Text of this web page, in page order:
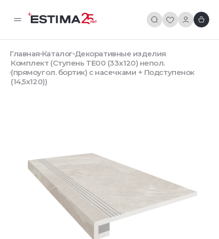
Главная Каталог Декоративные изделия
Комплект (Ступень TE00 (33x120) непол.
(прямоугол. бортик) с насечками + Подступенок
(14,5x120))